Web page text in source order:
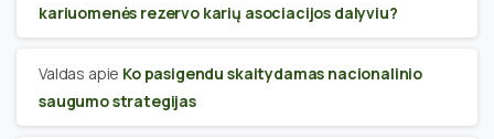
kariuomenės rezervo karių asociacijos dalyviu?
Valdas apie Ko pasigendu skaitydamas nacionalinio
saugumo strategijas